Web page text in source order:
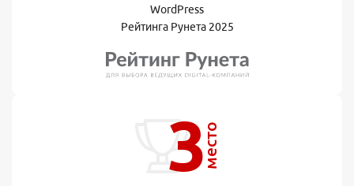
WordPress
Рейтинга Рунета 2025
3место